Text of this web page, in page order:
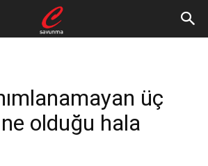
üç
olduğu hala